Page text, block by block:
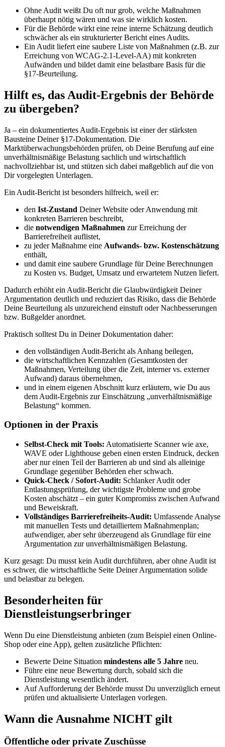
Ohne Audit weißt Du oft nur grob, welche Maßnahmen
überhaupt nötig wären und was sie wirklich kosten.
Für die Behörde wirkt eine reine interne Schätzung deutlich
schwächer als ein strukturierter Bericht eines Audits.
Ein Audit liefert eine saubere Liste von Maßnahmen (z.B. zur
Erreichung von WCAG‑2.1‑Level‑AA) mit konkreten
Aufwänden und bildet damit eine belastbare Basis für die
§17‑Beurteilung.
Hilft es, das Audit-Ergebnis der Behörde
zu übergeben?
Ja – ein dokumentiertes Audit-Ergebnis ist einer der stärksten
Bausteine Deiner §17‑Dokumentation. Die
Marktüberwachungsbehörden prüfen, ob Deine Berufung auf eine
unverhältnismäßige Belastung sachlich und wirtschaftlich
nachvollziehbar ist, und stützen sich dabei maßgeblich auf die von
Dir vorgelegten Unterlagen.
Ein Audit-Bericht ist besonders hilfreich, weil er:
den Ist-Zustand Deiner Website oder Anwendung mit
konkreten Barrieren beschreibt,
die notwendigen Maßnahmen zur Erreichung der
Barrierefreiheit auflistet,
zu jeder Maßnahme eine Aufwands- bzw. Kostenschätzung
enthält,
und damit eine saubere Grundlage für Deine Berechnungen
zu Kosten vs. Budget, Umsatz und erwartetem Nutzen liefert.
Dadurch erhöht ein Audit-Bericht die Glaubwürdigkeit Deiner
Argumentation deutlich und reduziert das Risiko, dass die Behörde
Deine Beurteilung als unzureichend einstuft oder Nachbesserungen
bzw. Bußgelder anordnet.
Praktisch solltest Du in Deiner Dokumentation daher:
den vollständigen Audit-Bericht als Anhang beilegen,
die wirtschaftlichen Kennzahlen (Gesamtkosten der
Maßnahmen, Verteilung über die Zeit, interner vs. externer
Aufwand) daraus übernehmen,
und in einem eigenen Abschnitt kurz erläutern, wie Du aus
dem Audit-Ergebnis zur Einschätzung „unverhältnismäßige
Belastung“ kommen.
Optionen in der Praxis
Selbst-Check mit Tools: Automatisierte Scanner wie axe,
WAVE oder Lighthouse geben einen ersten Eindruck, decken
aber nur einen Teil der Barrieren ab und sind als alleinige
Grundlage gegenüber Behörden eher schwach.
Quick-Check / Sofort-Audit: Schlanker Audit oder
Entlastungsprüfung, der wichtigste Probleme und grobe
Kosten abschätzt – ein guter Kompromiss zwischen Aufwand
und Beweiskraft.
Vollständiges Barrierefreiheits-Audit: Umfassende Analyse
mit manuellen Tests und detailliertem Maßnahmenplan;
aufwendiger, aber sehr überzeugend als Grundlage für eine
Argumentation zur unverhältnismäßigen Belastung.
Kurz gesagt: Du musst kein Audit durchführen, aber ohne Audit ist
es schwer, die wirtschaftliche Seite Deiner Argumentation solide
und belastbar zu belegen.
Besonderheiten für
Dienstleistungserbringer
Wenn Du eine Dienstleistung anbieten (zum Beispiel einen Online-
Shop oder eine App), gelten zusätzliche Pflichten:
Bewerte Deine Situation mindestens alle 5 Jahre neu.
Führe eine neue Bewertung durch, sobald sich die
Dienstleistung wesentlich ändert.
Auf Aufforderung der Behörde musst Du unverzüglich erneut
prüfen und aktualisierte Unterlagen vorlegen.
Wann die Ausnahme NICHT gilt
Öffentliche oder private Zuschüsse